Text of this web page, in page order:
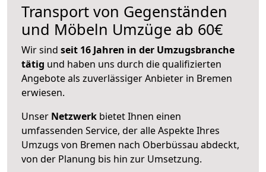
Transport von Gegenständen
und Möbeln Umzüge ab 60€
Wir sind seit 16 Jahren in der Umzugsbranche
tätig und haben uns durch die qualifizierten
Angebote als zuverlässiger Anbieter in Bremen
erwiesen.
Unser Netzwerk bietet Ihnen einen
umfassenden Service, der alle Aspekte Ihres
Umzugs von Bremen nach Oberbüssau abdeckt,
von der Planung bis hin zur Umsetzung.